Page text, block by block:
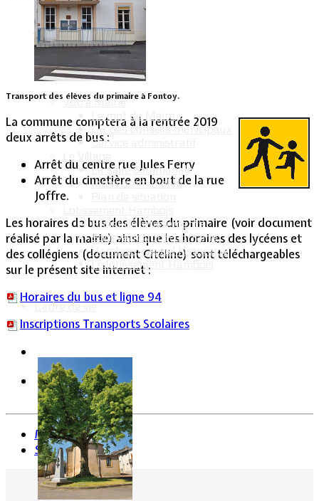
Votre Mairie
Le mot du Maire
CR des conseils municipaux
Service administratif
Le Village
La salle communale
Intercommunalité
Projet de lotissements
Sodevam Nord-Lorraine
Hambois, rappel historique
Le lotissement Hambois
Cadre de vie
Lommerange.fr
10 Septembre 2010
31 Août 2019
Clics : 23414
Transport des élèves du primaire à Fontoy.
La commune comptera à la rentrée 2019
deux arrêts de bus :
Arrêt du centre rue Jules Ferry
Arrêt du cimetière en bout de la rue
Joffre.
Les horaires de bus des élèves du primaire (voir document
réalisé par la mairie) ainsi que les horaires des lycéens et
des collégiens (document Citéline) sont téléchargeables
sur le présent site internet :
Horaires du bus et ligne 94
Inscriptions Transports Scolaires
Précédent
Suivant